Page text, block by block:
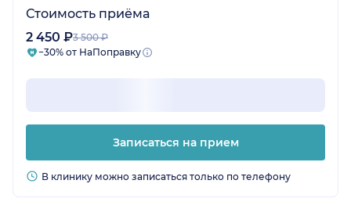
Стоимость приёма
2 450 ₽3 500 ₽
−30% от НаПоправку
Записаться на прием
В клинику можно записаться только по телефону